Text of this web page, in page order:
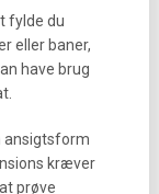
fylde du
eller baner,
have brug
ansigtsform
kræver
prøve